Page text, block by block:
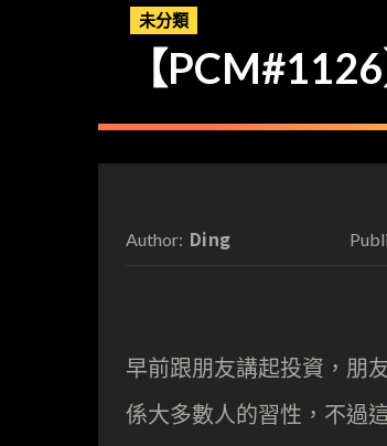
未分類
【
Author: Ding
早前跟朋友講起投資，朋
係大多數人的習性，不過